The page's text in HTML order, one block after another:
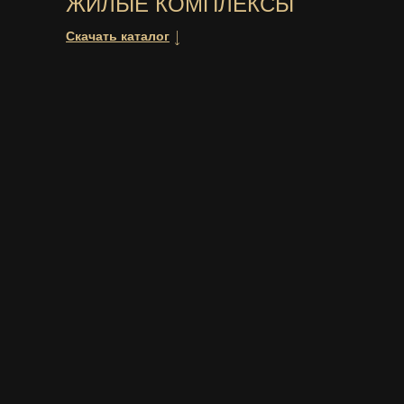
Скачать каталог